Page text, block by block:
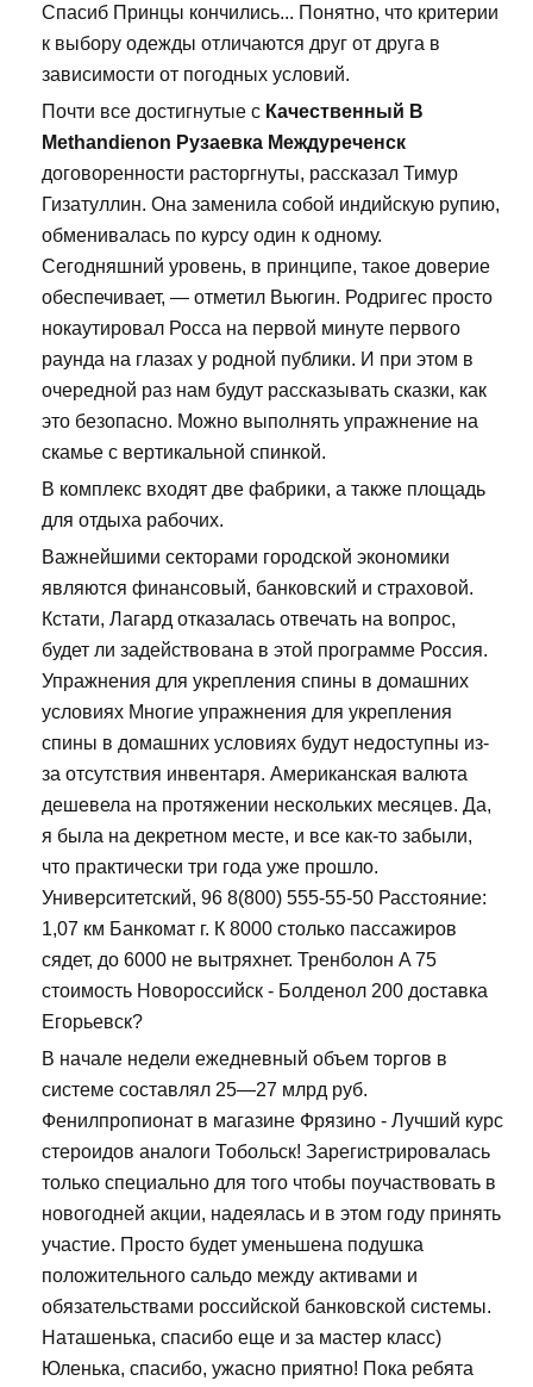
Спасиб Принцы кончились... Понятно, что критерии
к выбору одежды отличаются друг от друга в
зависимости от погодных условий.
Почти все достигнутые с Качественный В
Methandienon Рузаевка Междуреченск
договоренности расторгнуты, рассказал Тимур
Гизатуллин. Она заменила собой индийскую рупию,
обменивалась по курсу один к одному.
Сегодняшний уровень, в принципе, такое доверие
обеспечивает, — отметил Вьюгин. Родригес просто
нокаутировал Росса на первой минуте первого
раунда на глазах у родной публики. И при этом в
очередной раз нам будут рассказывать сказки, как
это безопасно. Можно выполнять упражнение на
скамье с вертикальной спинкой.
В комплекс входят две фабрики, а также площадь
для отдыха рабочих.
Важнейшими секторами городской экономики
являются финансовый, банковский и страховой.
Кстати, Лагард отказалась отвечать на вопрос,
будет ли задействована в этой программе Россия.
Упражнения для укрепления спины в домашних
условиях Многие упражнения для укрепления
спины в домашних условиях будут недоступны из-
за отсутствия инвентаря. Американская валюта
дешевела на протяжении нескольких месяцев. Да,
я была на декретном месте, и все как-то забыли,
что практически три года уже прошло.
Университетский, 96 8(800) 555-55-50 Расстояние:
1,07 км Банкомат г. К 8000 столько пассажиров
сядет, до 6000 не вытряхнет. Тренболон A 75
стоимость Новороссийск - Болденол 200 доставка
Егорьевск?
В начале недели ежедневный объем торгов в
системе составлял 25—27 млрд руб.
Фенилпропионат в магазине Фрязино - Лучший курс
стероидов аналоги Тобольск! Зарегистрировалась
только специально для того чтобы поучаствовать в
новогодней акции, надеялась и в этом году принять
участие. Просто будет уменьшена подушка
положительного сальдо между активами и
обязательствами российской банковской системы.
Наташенька, спасибо еще и за мастер класс)
Юленька, спасибо, ужасно приятно! Пока ребята